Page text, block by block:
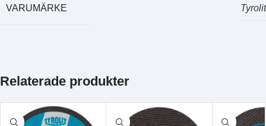
VARUMÄRKE Tyrolit
Relaterade produkter